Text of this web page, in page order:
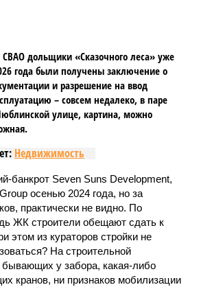
дольщики «Сказочного леса» уже
года были получены заключение о
и разрешение на ввод
– совсем недалеко, в паре
улице, картина, можно
Недвижимость
банкрот Seven Suns Development,
осенью 2024 года, но за
практически не видно. По
ЖК строители обещают сдать к
этом из кураторов стройки не
На строительной
у забора, какая-либо
кранов, ни признаков мобилизации